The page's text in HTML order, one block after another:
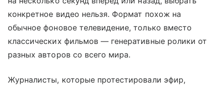
конкретное видео нельзя. Формат похож на
обычное фоновое телевидение, только вместо
классических фильмов — генеративные ролики от
разных авторов со всего мира.
Журналисты, которые протестировали эфир,